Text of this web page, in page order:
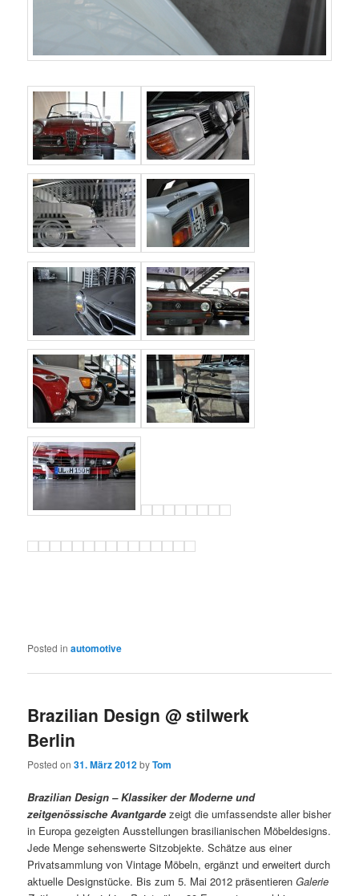
Posted in automotive
Brazilian Design @ stilwerk
Berlin
Posted on31. März 2012byTom
Brazilian Design – Klassiker der Moderne und
zeitgenössische Avantgarde zeigt die umfassendste aller bisher
in Europa gezeigten Ausstellungen brasilianischen Möbeldesigns.
Jede Menge sehenswerte Sitzobjekte. Schätze aus einer
Privatsammlung von Vintage Möbeln, ergänzt und erweitert durch
aktuelle Designstücke. Bis zum 5. Mai 2012 präsentierenGalerie